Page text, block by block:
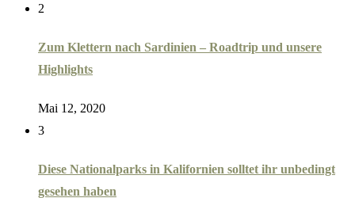
2
Zum Klettern nach Sardinien – Roadtrip und unsere
Highlights
Mai 12, 2020
3
Diese Nationalparks in Kalifornien solltet ihr unbedingt
gesehen haben